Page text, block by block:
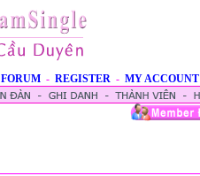
FORUM - REGISTER - MY ACCOUNT